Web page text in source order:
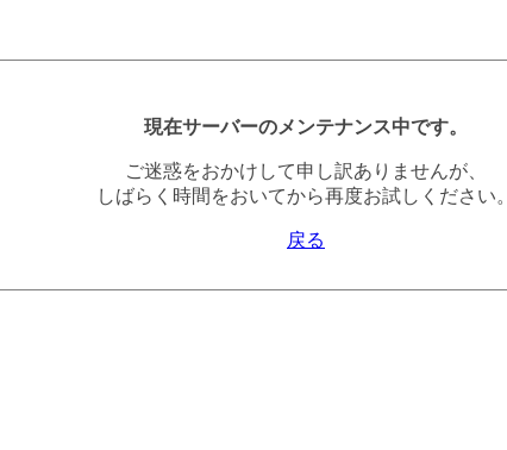
現在サーバーのメンテナンス中です。
ご迷惑をおかけして申し訳ありませんが、
しばらく時間をおいてから再度お試しください。
戻る